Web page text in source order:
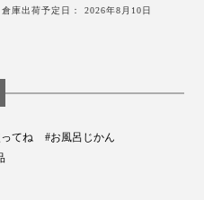
倉庫出荷予定日： 2026年8月10日
てね
#お風呂じかん